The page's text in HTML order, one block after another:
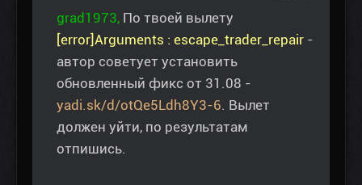
grad1973, По твоей вылету
[error]Arguments : escape_trader_repair -
автор советует установить
обновленный фикс от 31.08 -
yadi.sk/d/otQe5Ldh8Y3-6. Вылет
должен уйти, по результатам
отпишись.